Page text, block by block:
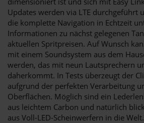
Updates werden via LTE durchgeführt
die komplette Navigation in Echtzeit
Informationen zu nächst gelegenen
aktuellen Spritpreisen. Auf Wunsch
mit einem Soundsystem aus dem
werden, das mit neun Lautsprechern
daherkommt. In Tests überzeugt der
aufgrund der perfekten Verarbeitung
Oberflächen. Möglich sind ein
aus leichtem Carbon und natürlich
aus Voll-LED-Scheinwerfern in die Welt.